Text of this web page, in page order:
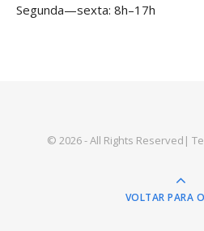
Segunda—sexta: 8h–17h
© 2026 - All Rights Reserved|
VOLTAR PARA